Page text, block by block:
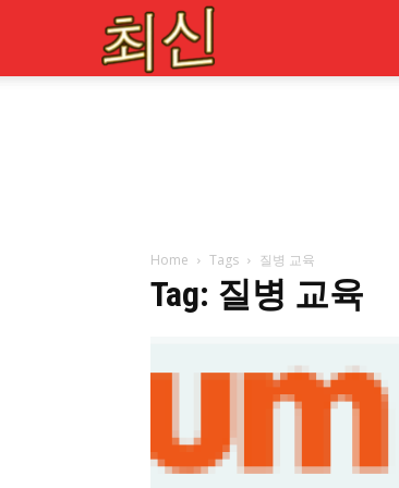
Home Tags 질병 교육
Tag: 질병 교육